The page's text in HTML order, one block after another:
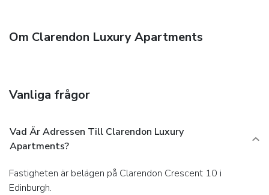
Om Clarendon Luxury Apartments
Vanliga frågor
Vad Är Adressen Till Clarendon Luxury
Apartments?
Fastigheten är belägen på Clarendon Crescent 10 i
Edinburgh.